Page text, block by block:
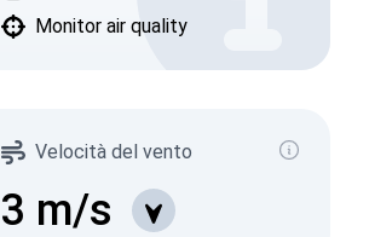
Monitor air quality
Velocità del vento
3 m/s